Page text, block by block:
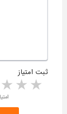
ثبت امتیاز
2 stars 1 star امتیاز